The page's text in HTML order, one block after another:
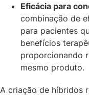
Eficácia para
combinação de
para pacientes
benefícios
proporcionando
mesmo produto.
A criação de híbridos